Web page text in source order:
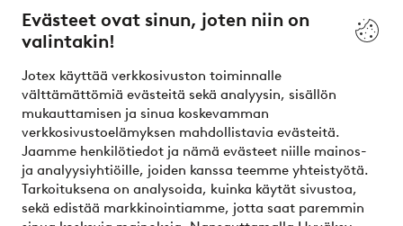
Evästeet ovat sinun, joten niin on
valintakin!
Jotex käyttää verkkosivuston toiminnalle
välttämättömiä evästeitä sekä analyysin, sisällön
mukauttamisen ja sinua koskevamman
verkkosivustoelämyksen mahdollistavia evästeitä.
Jaamme henkilötiedot ja nämä evästeet niille mainos-
ja analyysiyhtiöille, joiden kanssa teemme yhteistyötä.
Tarkoituksena on analysoida, kuinka käytät sivustoa,
sekä edistää markkinointiamme, jotta saat paremmin
Ehdot
Ystävät
Turvalliset maksut – maksa nyt tai erissä
Haluatko tietää lisää maksuvaihtoehdoistamme?
elpy